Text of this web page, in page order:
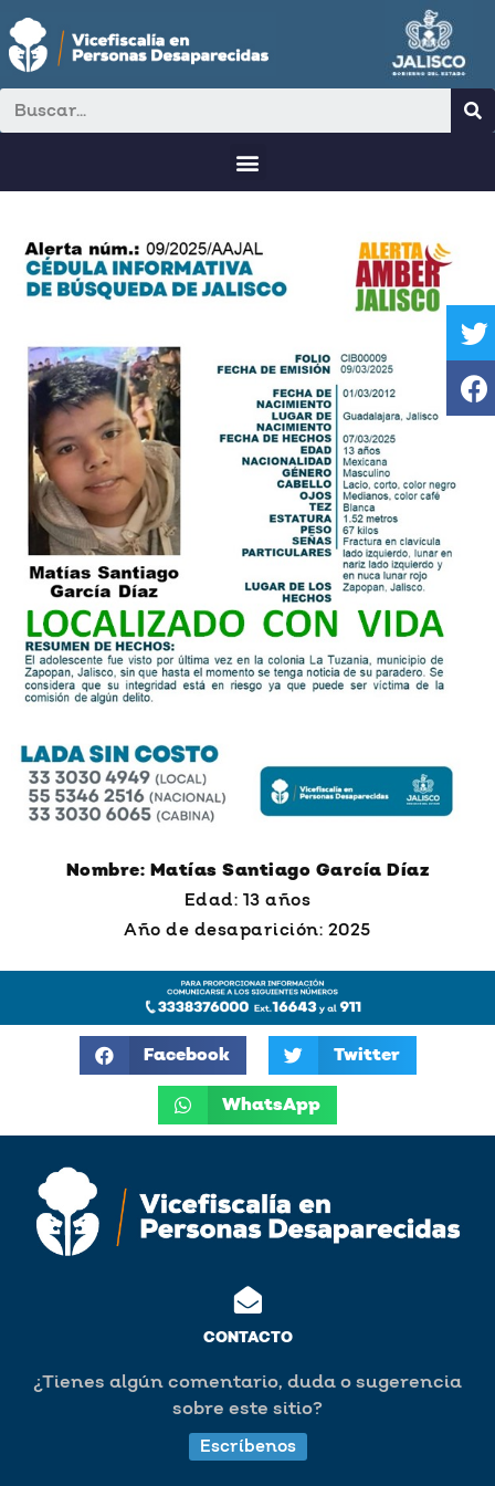
Nombre: Matías Santiago García Díaz
Edad: 13 años
Año de desaparición: 2025
Facebook Twitter
WhatsApp
CONTACTO
¿Tienes algún comentario, duda o sugerencia
sobre este sitio?
Escríbenos